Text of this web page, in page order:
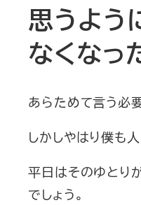
思うよう
なくなっ
あらためて言う必
しかしやはり僕も
平日はそのゆとり
でしょう。